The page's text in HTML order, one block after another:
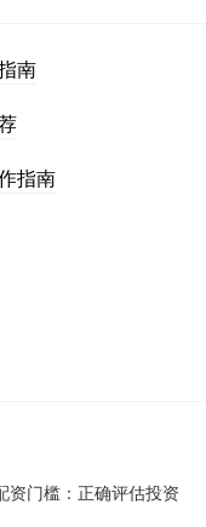
南
指南
资门槛：正确评估投资